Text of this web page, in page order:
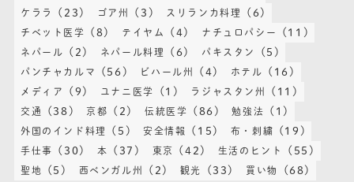
ケララ (23) ゴア州 (3) スリランカ料理 (6)
チベット医学 (8) テイヤム (4) ナチュロパシー (11)
ネパール (2) ネパール料理 (6) パキスタン (5)
パンチャカルマ (56) ビハール州 (4) ホテル (16)
メディア (9) ユナニ医学 (1) ラジャスタン州 (11)
交通 (38) 京都 (2) 伝統医学 (86) 勉強法 (1)
外国のインド料理 (5) 安全情報 (15) 布・刺繍 (19)
手仕事 (30) 本 (37) 東京 (42) 生活のヒント (55)
聖地 (5) 西ベンガル州 (2) 観光 (33) 買い物 (68)